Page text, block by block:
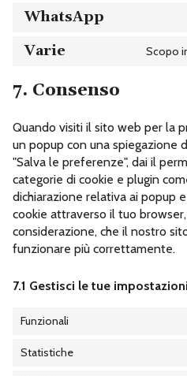
WhatsApp
Varie Scopo
7. Consenso
Quando visiti il sito web per la
un popup con una spiegazione
"Salva le preferenze", dai il
categorie di cookie e plugin
dichiarazione relativa ai popup
cookie attraverso il tuo
considerazione, che il nostro
funzionare più correttamente.
7.1 Gestisci le tue
Funzionali
Statistiche